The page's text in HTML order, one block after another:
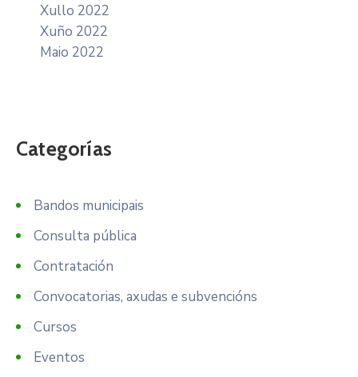
Xullo 2022
Xuño 2022
Maio 2022
Categorías
Bandos municipais
Consulta pública
Contratación
Convocatorias, axudas e subvencións
Cursos
Eventos